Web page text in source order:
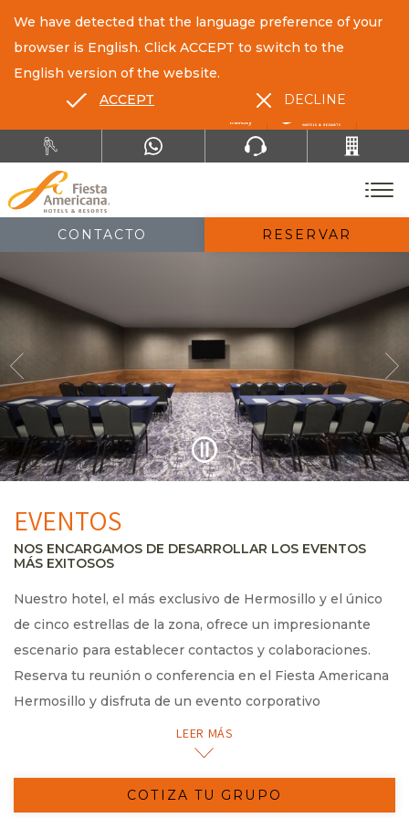
CONTACTO RESERVAR
We have detected that the language preference of your
browser is English. Click ACCEPT to switch to the
English version of the website.
ACCEPT
DECLINE
EVENTOS
NOS ENCARGAMOS DE DESARROLLAR LOS EVENTOS
MÁS EXITOSOS
Nuestro hotel, el más exclusivo de Hermosillo y el único
de cinco estrellas de la zona, ofrece un impresionante
escenario para establecer contactos y colaboraciones.
Reserva tu reunión o conferencia en el Fiesta Americana
Hermosillo y disfruta de un evento corporativo
perfectamente planificado y efectuado, en un ambiente
de total confianza y comodidad.
Nuestro equipo de planificación de eventos te ayudará a
seleccionar el lugar ideal de entre nuestros cinco
LEER MÁS
COTIZA TU GRUPO